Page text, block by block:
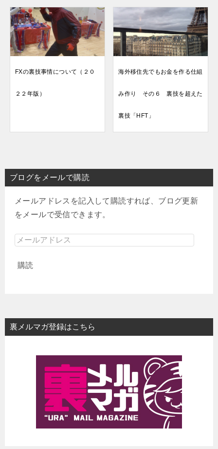
FXの裏技事情について（２０
２２年版）
海外移住先でもお金を作る仕組
み作り その６ 裏技を超えた
裏技「HFT」
ブログをメールで購読
メールアドレスを記入して購読すれば、ブログ更新
をメールで受信できます。
メ
ル
購読
裏メルマガ登録はこちら